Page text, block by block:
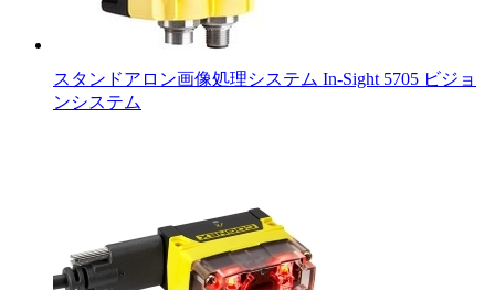
スタンドアロン画像処理システム In-Sight 5705 ビジョ
ンシステム